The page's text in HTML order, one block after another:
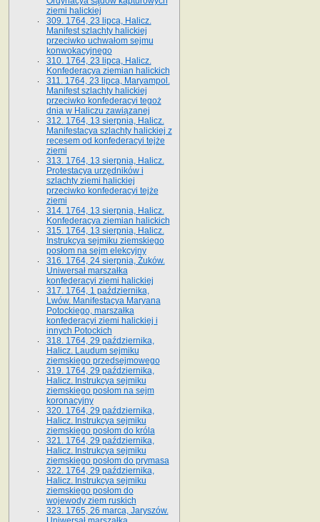
ziemi halickiej
309. 1764, 23 lipca, Halicz.
Manifest szlachty halickiej
przeciwko uchwałom sejmu
konwokacyjnego
310. 1764, 23 lipca, Halicz.
Konfederacya ziemian halickich
311. 1764, 23 lipca, Maryampol.
Manifest szlachty halickiej
przeciwko konfederacyi tegoż
dnia w Haliczu zawiązanej
312. 1764, 13 sierpnia, Halicz.
Manifestacya szlachty halickiej z
recesem od konfederacyi tejże
ziemi
313. 1764, 13 sierpnia, Halicz.
Protestacya urzędników i
szlachty ziemi halickiej
przeciwko konfederacyi tejże
ziemi
314. 1764, 13 sierpnia, Halicz.
Konfederacya ziemian halickich
315. 1764, 13 sierpnia, Halicz.
Instrukcya sejmiku ziemskiego
posłom na sejm elekcyjny
316. 1764, 24 sierpnia, Żuków.
Uniwersał marszałka
konfederacyi ziemi halickiej
317. 1764, 1 października,
Lwów. Manifestacya Maryana
Potockiego, marszałka
konfederacyi ziemi halickiej i
innych Potockich
318. 1764, 29 października,
Halicz. Laudum sejmiku
ziemskiego przedsejmowego
319. 1764, 29 października,
Halicz. Instrukcya sejmiku
ziemskiego posłom na sejm
koronacyjny
320. 1764, 29 października,
Halicz. Instrukcya sejmiku
ziemskiego posłom do króla
321. 1764, 29 października,
Halicz. Instrukcya sejmiku
ziemskiego posłom do prymasa
322. 1764, 29 października,
Halicz. Instrukcya sejmiku
ziemskiego posłom do
wojewody ziem ruskich
323. 1765, 26 marca, Jaryszów.